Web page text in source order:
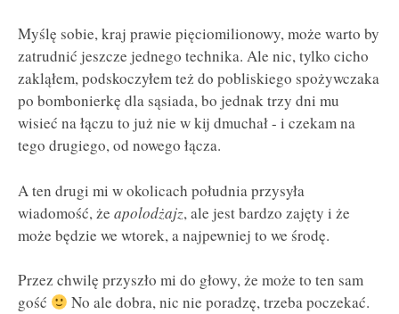
Myślę sobie, kraj prawie pięciomilionowy, może warto by
zatrudnić jeszcze jednego technika. Ale nic, tylko cicho
zakląłem, podskoczyłem też do pobliskiego spożywczaka
po bombonierkę dla sąsiada, bo jednak trzy dni mu
wisieć na łączu to już nie w kij dmuchał - i czekam na
tego drugiego, od nowego łącza.
A ten drugi mi w okolicach południa przysyła
wiadomość, że apolodżajz, ale jest bardzo zajęty i że
może będzie we wtorek, a najpewniej to we środę.
Przez chwilę przyszło mi do głowy, że może to ten sam
gość
No ale dobra, nic nie poradzę, trzeba poczekać.